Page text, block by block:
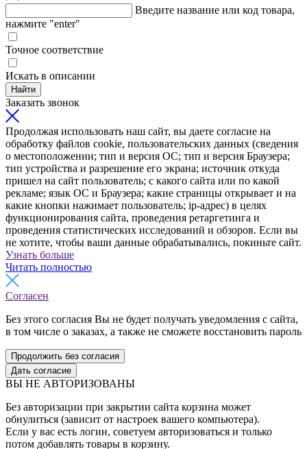
Введите название или код товара,
нажмите "enter"
Точное соответствие
Искать в описании
Найти
Заказать звонок
Продолжая использовать наш сайт, вы даете согласие на
обработку файлов cookie, пользовательских данных (сведения
о местоположении; тип и версия ОС; тип и версия Браузера;
тип устройства и разрешение его экрана; источник откуда
пришел на сайт пользователь; с какого сайта или по какой
рекламе; язык ОС и Браузера; какие страницы открывает и на
какие кнопки нажимает пользователь; ip-адрес) в целях
функционирования сайта, проведения ретаргетинга и
проведения статистических исследований и обзоров. Если вы
не хотите, чтобы ваши данные обрабатывались, покиньте сайт.
Узнать больше
Читать полностью
Согласен
Без этого согласия Вы не будет получать уведомления с сайта,
в том числе о заказах, а также не сможете восстановить пароль
Продолжить без согласия
Дать согласие
ВЫ НЕ АВТОРИЗОВАНЫ
Без авторизации при закрытии сайта корзина может
обнулиться (зависит от настроек вашего компьютера).
Если у вас есть логин, советуем авторизоваться и только
потом добавлять товары в корзину.